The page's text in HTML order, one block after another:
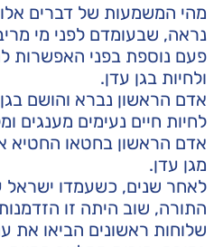
מהי המשמעות של דברים
נראה, שבעומדם לפני מי
פעם נוספת בפני האפשרות
ולחיות בגן עדן.
אדם הראשון נברא והושם
לחיות חיים נעימים מענגים
אדם הראשון בחטאו החטיא
מגן עדן.
לאחר שנים, כשעמדו ישראל
התורה, שוב היתה זו
שלוחות ראשונים הביאו את